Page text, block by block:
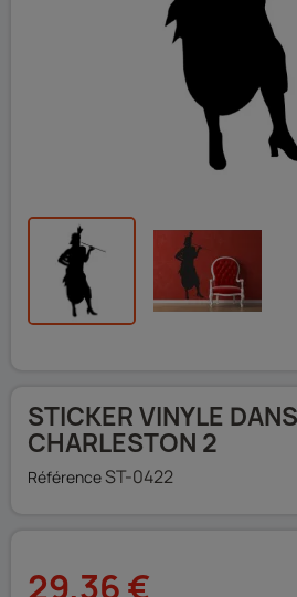
STICKER VINYLE
CHARLESTON 2
RéférenceST-0422
29,36 €